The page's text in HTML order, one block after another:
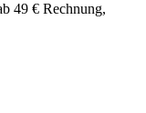
49 € Rechnung,